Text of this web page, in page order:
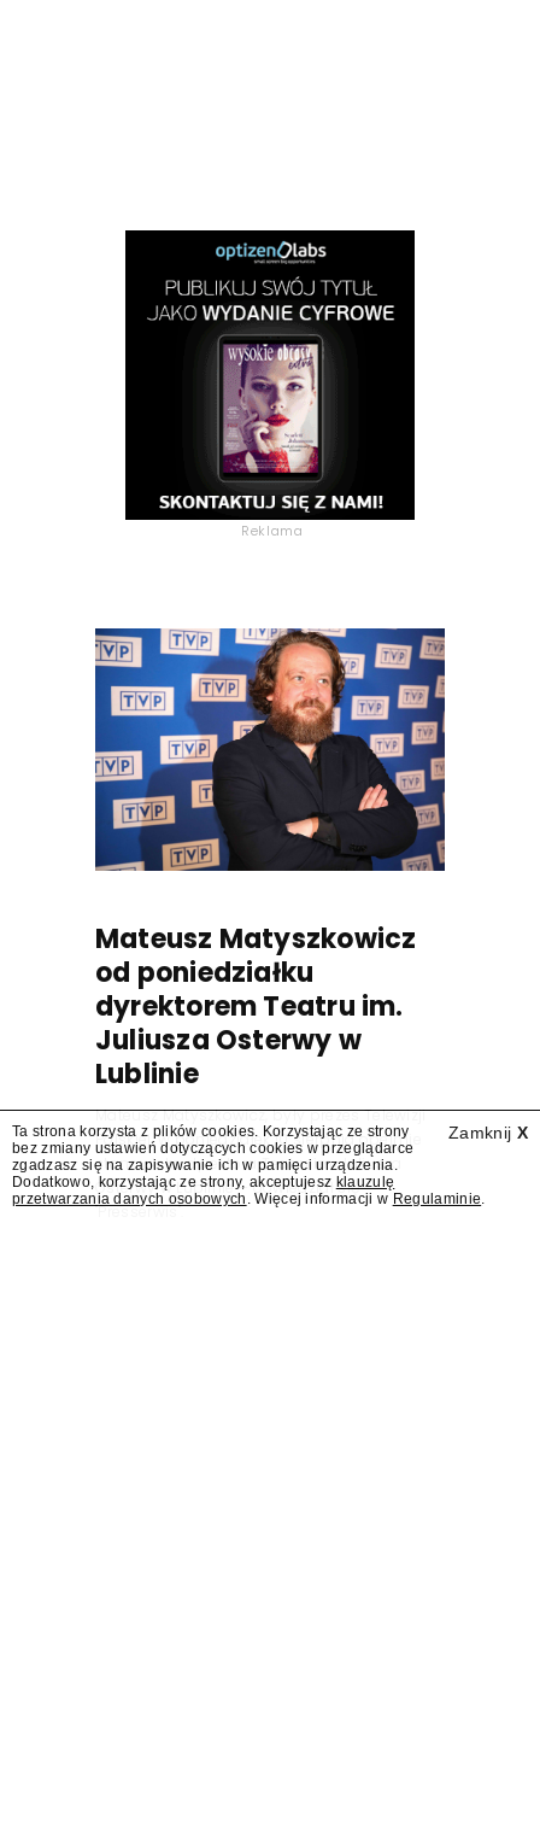
Reklama
Mateusz Matyszkowicz
od poniedziałku
dyrektorem Teatru im.
Juliusza Osterwy w
Lublinie
Mateusz Matyszkowicz, były prezes Telewizji
Polskiej, w poniedziałek 10 sierpnia obejmie
stanowisko dyrektora Teatru im. Juliusza
Osterwy w Lublinie – dowiedział się
"Presserwis".
Zamknij X
Ta strona korzysta z plików cookies. Korzystając ze strony
bez zmiany ustawień dotyczących cookies w przeglądarce
zgadzasz się na zapisywanie ich w pamięci urządzenia.
Dodatkowo, korzystając ze strony, akceptujesz klauzulę
przetwarzania danych osobowych . Więcej informacji w Regulaminie.